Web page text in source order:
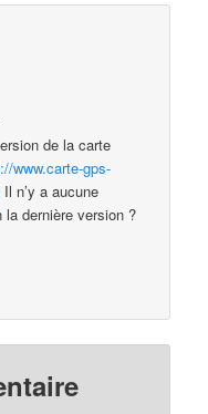
de la carte
www.carte-gps-
Il n’y a aucune
dernière version ?